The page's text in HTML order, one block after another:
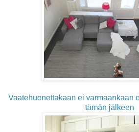
Vaatehuonettakaan ei varmaankaan
tämän jälkeen